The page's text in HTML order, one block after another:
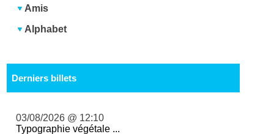
Amis
Alphabet
Derniers billets
03/08/2026 @ 12:10
Typographie végétale ...